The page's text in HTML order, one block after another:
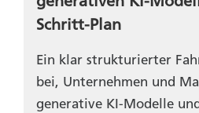
Schritt-Plan
Ein klar strukturierter
bei, Unternehmen und
generative KI-Modelle